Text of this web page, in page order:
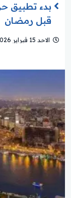
بدء تطبيق
قبل رمضان
الاحد 15 فبراير 2026 | 08:20 مساءً